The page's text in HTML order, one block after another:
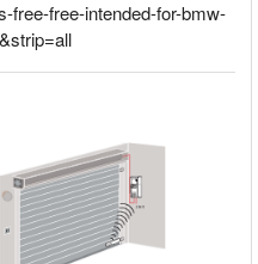
free-free-intended-for-bmw-